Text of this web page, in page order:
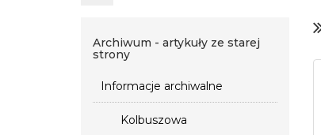
Archiwum - artykuły ze starej
strony
Informacje archiwalne
Kolbuszowa